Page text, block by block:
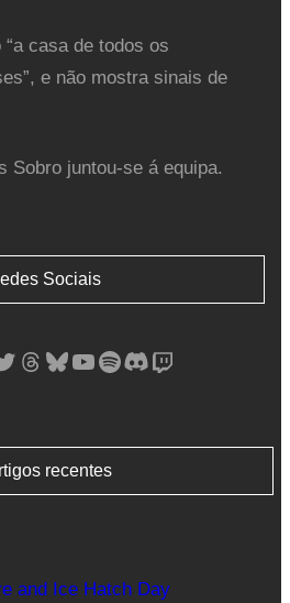
casa de todos os
e não mostra sinais de
Sobro juntou-se á equipa.
Sociais
Threads Bluesky YouTube Spotify Discord Twitch
recentes
and Ice Hatch Day